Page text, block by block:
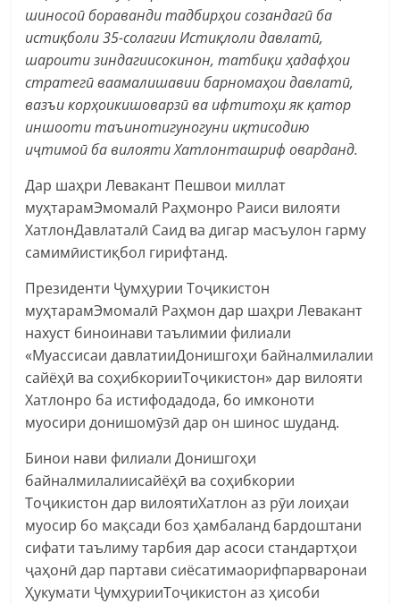
шиносоӣ бораванди тадбирҳои созандагӣ ба
истиқболи 35-солагии Истиқлоли давлатӣ,
шароити зиндагиисокинон, татбиқи ҳадафҳои
стратегӣ ваамалишавии барномаҳои давлатӣ,
вазъи корҳоикишоварзӣ ва ифтитоҳи як қатор
иншооти таъинотигуногуни иқтисодию
иҷтимоӣ ба вилояти Хатлонташриф оварданд.
Дар шаҳри Левакант Пешвои миллат
муҳтарамЭмомалӣ Раҳмонро Раиси вилояти
ХатлонДавлаталӣ Саид ва дигар масъулон гарму
самимӣистиқбол гирифтанд.
Президенти Ҷумҳурии Тоҷикистон
муҳтарамЭмомалӣ Раҳмон дар шаҳри Левакант
нахуст биноинави таълимии филиали
«Муассисаи давлатииДонишгоҳи байналмилалии
сайёҳӣ ва соҳибкорииТоҷикистон» дар вилояти
Хатлонро ба истифодадода, бо имконоти
муосири донишомӯзӣ дар он шинос шуданд.
Бинои нави филиали Донишгоҳи
байналмилалиисайёҳӣ ва соҳибкории
Тоҷикистон дар вилоятиХатлон аз рӯи лоиҳаи
муосир бо мақсади боз ҳамбаланд бардоштани
сифати таълиму тарбия дар асоси стандартҳои
ҷаҳонӣ дар партави сиёсатимаорифпарваронаи
Ҳукумати ҶумҳурииТоҷикистон аз ҳисоби